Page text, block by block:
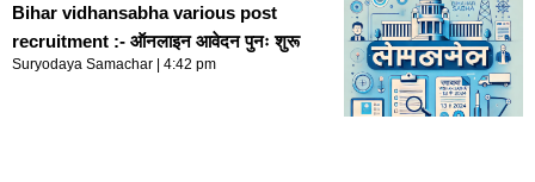
Bihar vidhansabha various post
recruitment :- ऑनलाइन आवेदन पुनः शुरू
Suryodaya Samachar 4:42 pm